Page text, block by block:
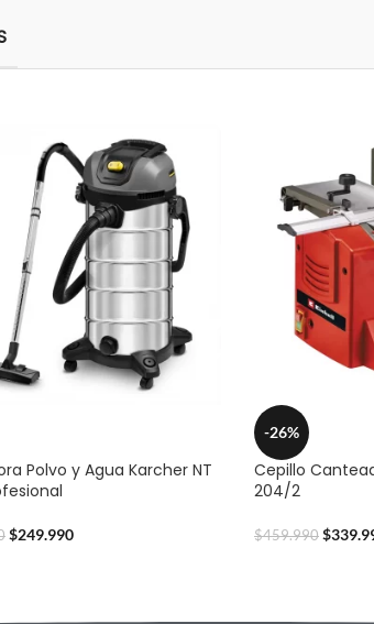
Polvo y Agua Karcher NT
$249.990
-26%
Cepillo
204/2
$459.990 $